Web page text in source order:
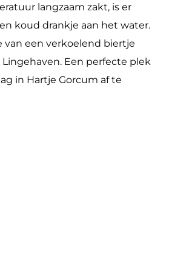
langzaam zakt, is er
koud drankje aan het water.
van een verkoelend biertje
Een perfecte plek
in Hartje Gorcum af te